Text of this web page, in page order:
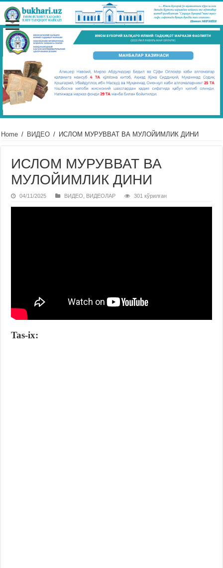
Home / ВИДЕО / ИСЛОМ МУРУВВАТ ВА МУЛОЙИМЛИК ДИНИ
ИСЛОМ МУРУВВАТ ВА
МУЛОЙИМЛИК ДИНИ
04/11/2025 ВИДЕО ВИДЕОЛАР 301 кўрилган
Tas-ix: